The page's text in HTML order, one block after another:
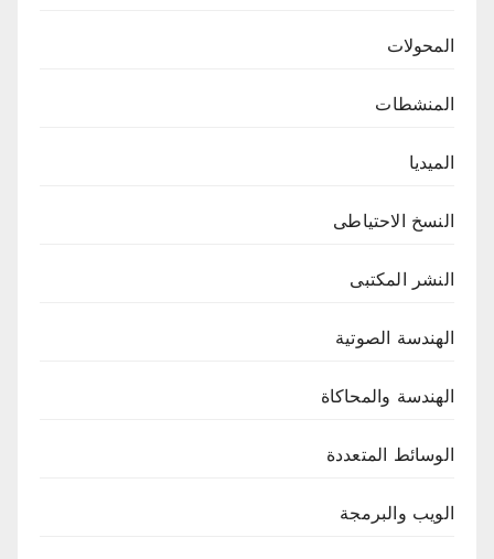
المحولات
المنشطات
الميديا
النسخ الاحتياطى
النشر المكتبى
الهندسة الصوتية
الهندسة والمحاكاة
الوسائط المتعددة
الويب والبرمجة